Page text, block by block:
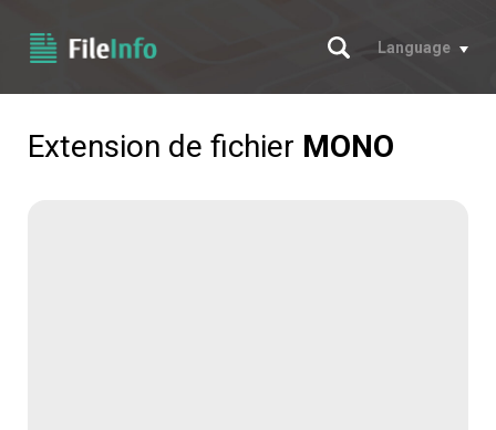
Chercher
Language
Extension de fichier MONO